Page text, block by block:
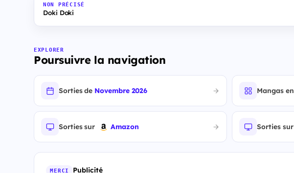
NON PRÉCISÉ
Doki Doki
EXPLORER
Poursuivre la navigation
Sorties de Novembre 2026 Mangas en
Sorties sur Amazon Sorties sur
MERCI Publicité